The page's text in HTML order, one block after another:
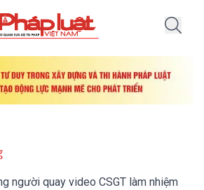
người quay video CSGT làm nhiệm